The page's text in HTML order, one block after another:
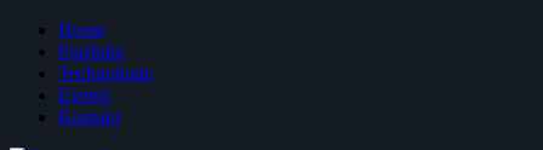
Zum
Inhalt
springen
Home
Portfolio
Technologie
Events
Kontakt